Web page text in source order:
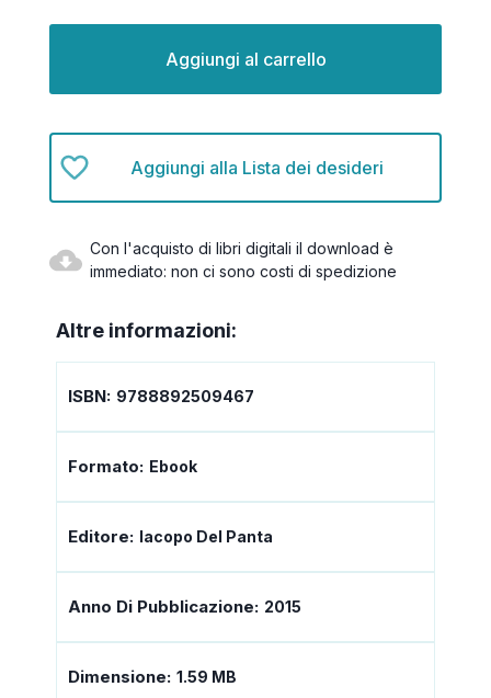
Aggiungi alla Lista dei desideri
Con l'acquisto di libri digitali il download è
immediato: non ci sono costi di spedizione
Altre informazioni:
ISBN: 9788892509467
Formato: Ebook
Editore: Iacopo Del Panta
Anno Di Pubblicazione: 2015
Dimensione: 1.59 MB